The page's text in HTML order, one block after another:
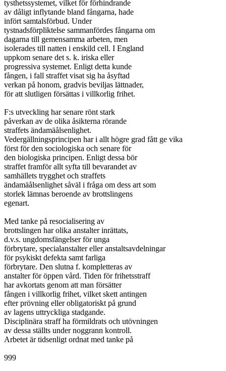
tysthetssystemet, vilket för förhindrande
av dåligt inflytande bland fångarna, hade
infört samtalsförbud. Under
tystnadsförpliktelse sammanfördes fångarna om
dagarna till gemensamma arbeten, men
isolerades till natten i enskild cell. I England
uppkom senare det s. k. iriska eller
progressiva systemet. Enligt detta kunde
fången, i fall straffet visat sig ha åsyftad
verkan på honom, gradvis beviljas lättnader,
för att slutligen försättas i villkorlig frihet.
F:s utveckling har senare rönt stark
påverkan av de olika åsikterna rörande
straffets ändamäålsenlighet.
Vedergällningsprincipen har i allt högre grad fått ge vika
först för den sociologiska och senare för
den biologiska principen. Enligt dessa bör
straffet framför allt syfta till bevarandet av
samhällets trygghet och straffets
ändamäålsenlighet såväl i fråga om dess art som
storlek lämnas beroende av brottslingens
egenart.
Med tanke på resocialisering av
brottslingen har olika anstalter inrättats,
d.v.s. ungdomsfängelser för unga
förbrytare, specialanstalter eller anstaltsavdelningar
för psykiskt defekta samt farliga
förbrytare. Den slutna f. kompletteras av
anstalter för öppen vård. Tiden för frihetsstraff
har avkortats genom att man försätter
fången i villkorlig frihet, vilket skett antingen
efter prövning eller obligatoriskt på grund
av lagens uttryckliga stadgande.
Disciplinära straff ha förmildrats och utövningen
av dessa ställts under noggrann kontroll.
Arbetet är tidsenligt ordnat med tanke på
999